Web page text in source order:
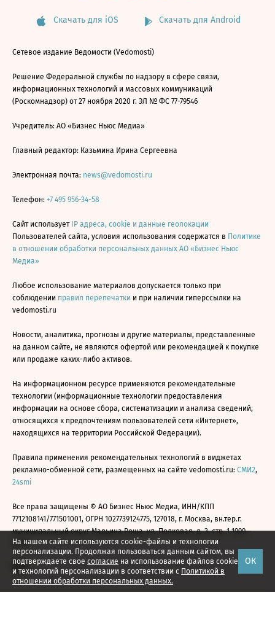
На нашем сайте используются cookie-файлы и технологии
персонализации. Продолжая пользоваться данным сайтом, вы
подтверждаете свое согласие на использование файлов cookie
и технологий персонализации в соответствии с Политикой в
отношении обработки персональных данных.
ОК
Скачать для iOS Скачать для Android
Сетевое издание Ведомости (Vedomosti)
Решение Федеральной службы по надзору в сфере связи,
информационных технологий и массовых коммуникаций
(Роскомнадзор) от 27 ноября 2020 г. ЭЛ № ФС 77-79546
Учредитель: АО «Бизнес Ньюс Медиа»
Главный редактор: Казьмина Ирина Сергеевна
Электронная почта: news@vedomosti.ru
Телефон: +7 495 956-34-58
Сайт использует IP адреса, cookie и данные геолокации
Пользователей сайта, условия использования содержатся в Политике
в отношении обработки персональных данных АО «Бизнес Ньюс
Медиа»
Любое использование материалов допускается только при
соблюдении правил перепечатки и при наличии гиперссылки на
vedomosti.ru
Новости, аналитика, прогнозы и другие материалы, представленные
на данном сайте, не являются офертой или рекомендацией к покупке
или продаже каких-либо активов.
На информационном ресурсе применяются рекомендательные
технологии (информационные технологии предоставления
информации на основе сбора, систематизации и анализа сведений,
относящихся к предпочтениям пользователей сети «Интернет»,
находящихся на территории Российской Федерации).
Правила применения рекомендательных технологий в виджетах
рекламно-обменной сети, размещенных на сайте vedomosti.ru: СМИ2,
24smi
Все права защищены © АО Бизнес Ньюс Медиа, ИНН/КПП
7712108141/771501001, ОГРН 1027739124775, 127018, г. Москва, вн.тер.г.
муниципальный округ Марьина Роща, ул. Полковая, д. 3, стр. 1 1999—
2026